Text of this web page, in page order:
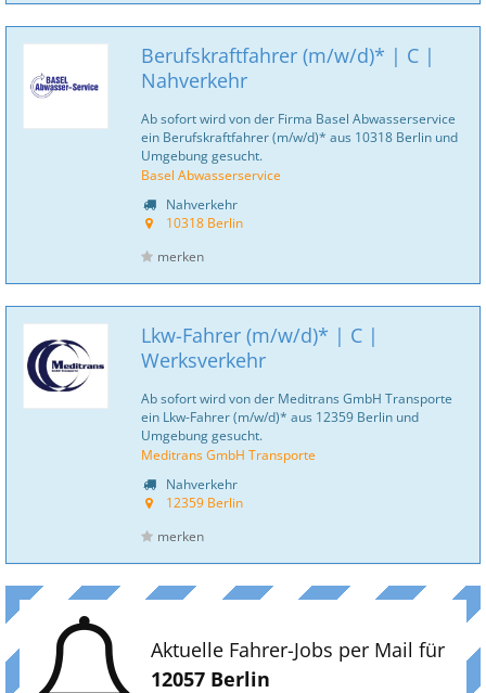
Berufskraftfahrer (m/w/d)* | C |
Nahverkehr
Ab sofort wird von der Firma Basel Abwasserservice
ein Berufskraftfahrer (m/w/d)* aus 10318 Berlin und
Umgebung gesucht.
Basel Abwasserservice
Nahverkehr
10318 Berlin
merken
Lkw-Fahrer (m/w/d)* | C |
Werksverkehr
Ab sofort wird von der Meditrans GmbH Transporte
ein Lkw-Fahrer (m/w/d)* aus 12359 Berlin und
Umgebung gesucht.
Meditrans GmbH Transporte
Nahverkehr
12359 Berlin
merken
Aktuelle Fahrer-Jobs per Mail für
12057 Berlin